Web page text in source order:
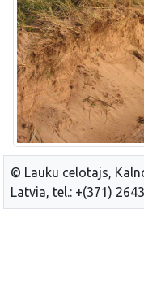
© Lauku celotajs,
Latvia, tel.: +(371)